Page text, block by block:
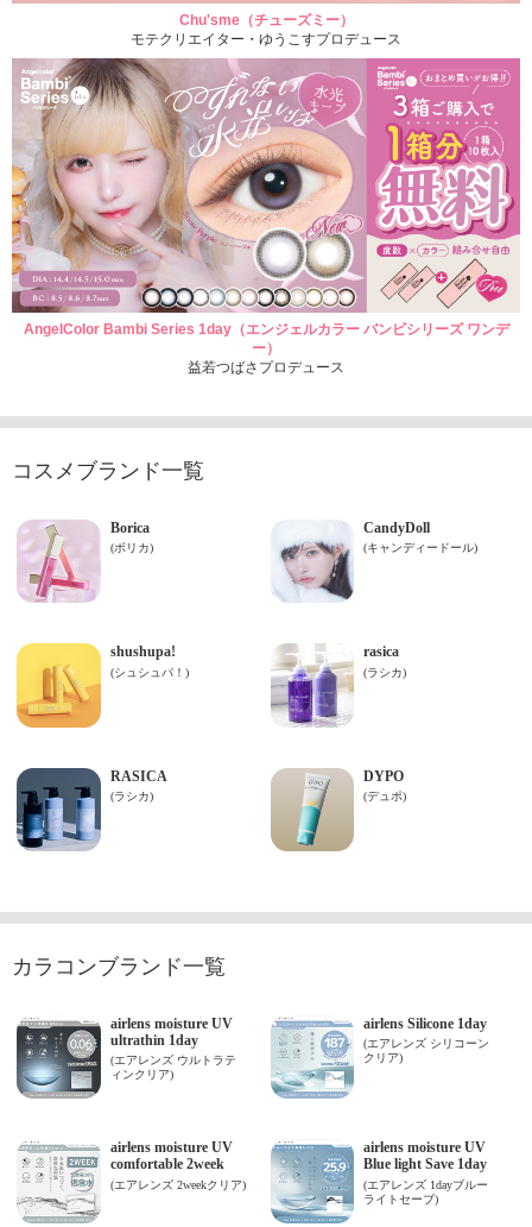
Chu'sme（チューズミー）
モテクリエイター・ゆうこすプロデュース
AngelColor Bambi Series 1day（エンジェルカラー バンビシリーズ ワンデ
ー）
益若つばさプロデュース
コスメブランド一覧
カラコンブランド一覧